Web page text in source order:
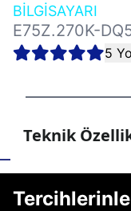
BİLGİSAYARI
E75Z.270K-
5
Teknik